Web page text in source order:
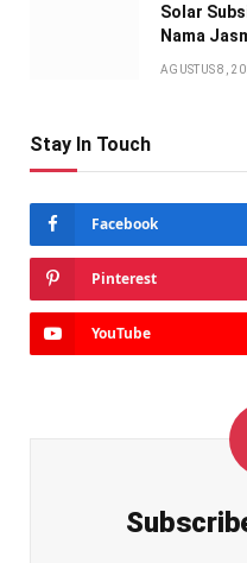
Solar
Nama
AGUSTUS 8,
Stay In Touch
Facebook
Pinterest
YouTube